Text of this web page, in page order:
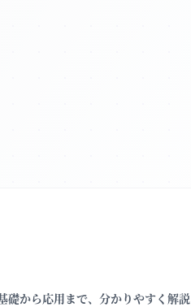
礎から応用まで、分かりやすく解説